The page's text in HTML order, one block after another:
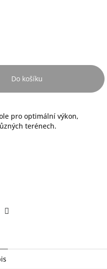
Do košíku
pro optimální výkon,
terénech.